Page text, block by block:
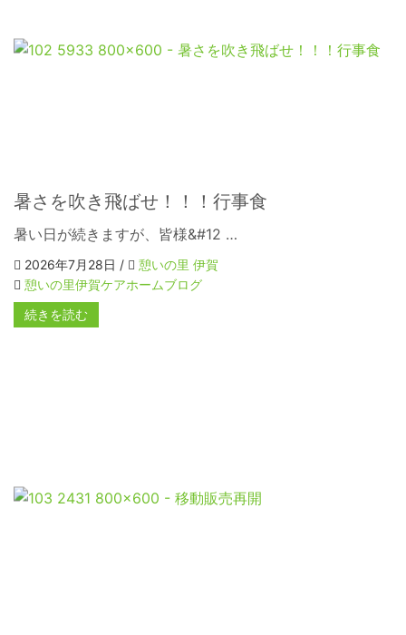
暑さを吹き飛ばせ！！！行事食
暑い日が続きますが、皆様&#12 …
2026年7月28日 /
憩いの里 伊賀
憩いの里伊賀ケアホームブログ
続きを読む